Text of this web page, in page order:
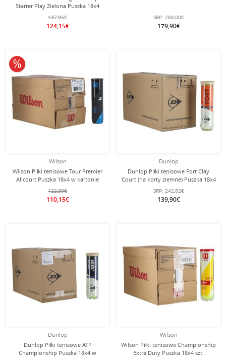
Starter Play Zielona Puszka 18x4
137,95€
124,15€
SRP: 288,00€
179,90€
Wilson
Wilson Piłki tenisowe Tour Premier
Allcourt Puszka 18x4 w kartonie
122,39€
110,15€
10% obniżone
Dunlop
Dunlop Piłki tenisowe Fort Clay
Court (na korty ziemne) Puszka 18x4
w kartonie
SRP: 242,82€
139,90€
Dunlop
Dunlop Piłki tenisowe ATP
Championship Puszka 18x4 w
Wilson
Wilson Piłki tenisowe Championship
Extra Duty Puszka 18x4 szt.